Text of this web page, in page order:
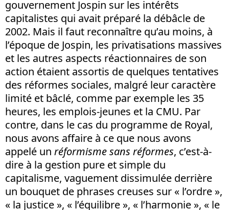
gouvernement Jospin sur les intérêts
capitalistes qui avait préparé la débâcle de
2002. Mais il faut reconnaître qu’au moins, à
l’époque de Jospin, les privatisations massives
et les autres aspects réactionnaires de son
action étaient assortis de quelques tentatives
des réformes sociales, malgré leur caractère
limité et bâclé, comme par exemple les 35
heures, les emplois-jeunes et la CMU. Par
contre, dans le cas du programme de Royal,
nous avons affaire à ce que nous avons
appelé un réformisme sans réformes, c’est-à-
dire à la gestion pure et simple du
capitalisme, vaguement dissimulée derrière
un bouquet de phrases creuses sur « l’ordre »,
« la justice », « l’équilibre », « l’harmonie », « le